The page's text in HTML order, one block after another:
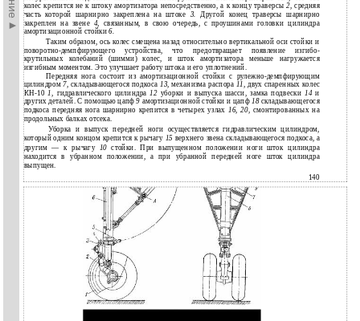
колес крепится не к штоку амортизатора непосредственно, а к концу траверсы2,средняя
часть которой шарнирно закреплена на штоке 3.Другой конец траверсы шарнирно
закреплен на звене 4, связанным, в свою очередь, с проушинами головки цилиндра
амортизационной стойки6.
Таким образом, ось колес смещена назад относительно вертикальной оси стойки и
поворотно-демпфирующего устройства, что предотвращает появление изгибо-
крутильных колебаний (шимми) колес, и шток амортизатора меньше нагружается
изгибным моментом. Это улучшает работу штока и его уплотнений.
Передняя нога состоит из амортизационной стойки с рулежно-демпфирующим
цилиндром7,складывающегося подкоса 13,механизма распора 11, двух спаренных колес
КН-10 1, гидравлического цилиндра 12 уборки и выпуска шасси, замка подвески 14и
других деталей. С помощью цапф9 амортизационной стойки и цапф18складывающегося
подкоса передняя нога шарнирно крепится в четырех узлах 16, 20, смонтированных на
продольных балках отсека.
Уборка и выпуск передней ноги осуществляется гидравлическим цилиндром,
который одним концом крепится к рычагу 15 верхнего звена складывающегося подкоса, а
другим — к рычагу 10стойки. При выпущенном положении ноги шток цилиндра
находится в убранном положении, а при убранной передней ноге шток цилиндра
выпущен.
140